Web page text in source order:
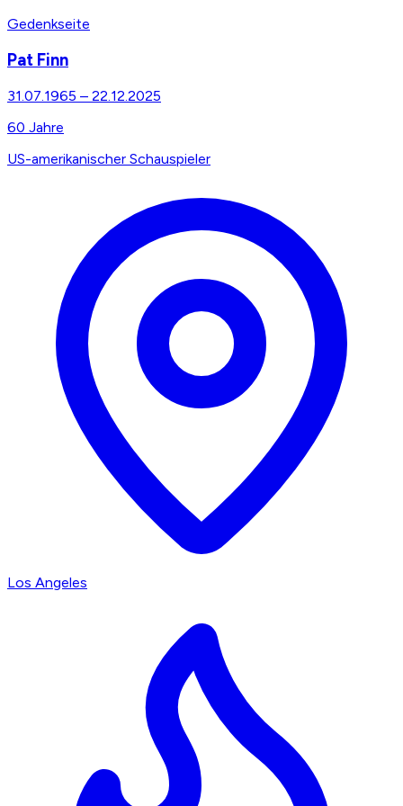
Gedenkseite
Pat Finn
31.07.1965 – 22.12.2025
60 Jahre
US-amerikanischer Schauspieler
Los Angeles